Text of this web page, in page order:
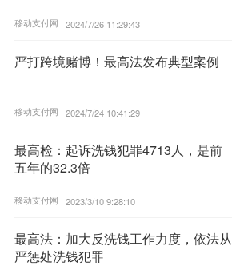
移动支付网 | 2024/7/26 11:29:43
严打跨境赌博！最高法发布典型案例
移动支付网 | 2024/7/24 10:41:29
最高检：起诉洗钱犯罪4713人，是前
五年的32.3倍
移动支付网 | 2023/3/10 9:28:10
最高法：加大反洗钱工作力度，依法从
严惩处洗钱犯罪